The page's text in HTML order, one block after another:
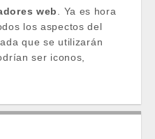
web
. Ya es hora
los aspectos del
que se utilizarán
ser iconos,